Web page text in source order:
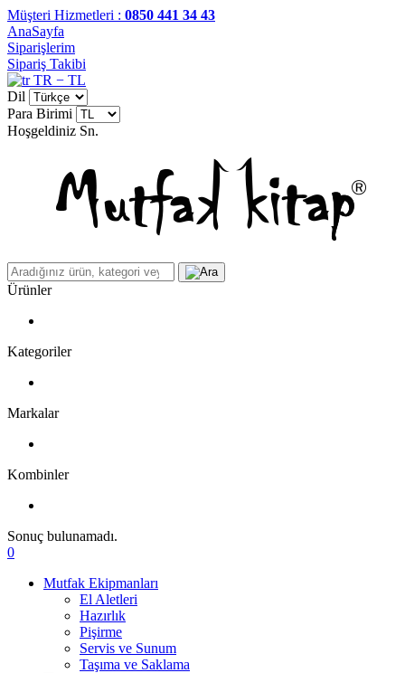
Müşteri Hizmetleri : 0850 441 34 43
AnaSayfa
Siparişlerim
Sipariş Takibi
TR − TL
Dil
Para Birimi
Hoşgeldiniz Sn.
Ürünler
Kategoriler
Markalar
Kombinler
Sonuç bulunamadı.
0
Mutfak Ekipmanları
El Aletleri
Hazırlık
Pişirme
Servis ve Sunum
Taşıma ve Saklama